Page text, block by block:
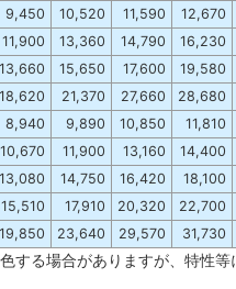
9,450 10,520 11,590
12,670
11,900 13,360 14,790
16,230
13,660 15,650 17,600
19,580
18,620 21,370 27,660
28,680
8,940 9,890 10,850
11,810
10,670 11,900 13,160
14,400
13,080 14,750 16,420
18,100
15,510 17,910 20,320
22,700
19,850 23,640 29,570 31,730
する場合がありますが、特性